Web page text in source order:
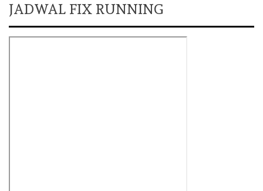
JADWAL FIX RUNNING